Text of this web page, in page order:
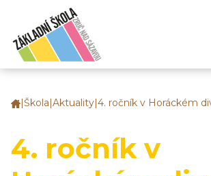
Základní
nad
Škola Aktuality 4. ročník v Horáckém
4. ročník v